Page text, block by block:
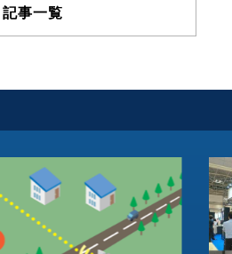
記事一覧